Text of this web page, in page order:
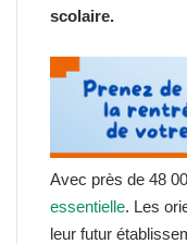
scolaire.
Avec près de 48
essentielle. Les
leur futur